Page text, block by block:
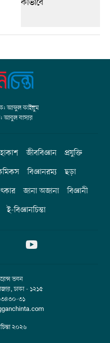
আব্দুল কাইয়ুম
আবুল বাসার
জীববিজ্ঞান
প্রযুক্তি
বিজ্ঞানরম্য
ছড়া
জানা অজানা
বিজ্ঞানী
ই-বিজ্ঞানচিন্তা
ভবন
ঢাকা - ১২১৫
৩১
২০২৬